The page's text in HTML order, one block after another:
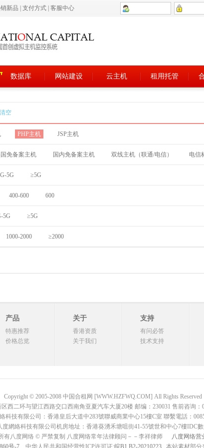
新品 支付方式 客服中心
数据库 网站建设 云主机 租用托管
清空
PHP主机 JSP主机
免备案主机 国内免备案主机 双线主机（联通/电信） 电信
5G ≥5G
400-600 600
5G ≥5G
1000-2000 ≥2000
产品
特惠推荐
价格总览
关于
香港资质
关于我们
支持
有问必答
技术支持
Copyright © 2005-2008 中国合租网 [WWW.HZFWQ.COM] All Rights Reserved
西二环与望江西路交口西南角亚夏汽车大厦20楼 邮编：230031 售前咨询：
科技有限公司：香港皇后大道中283號聯威商業中心15樓C室 聯繫電話：
度網絡科技有限公司机房地址：香港葵湧禾塘咀街41-55號世和中心7樓IDC
有八度网络 © 严禁复制 八度网络常年法律顾问－－李祥律师 八度网络营
号-7中华人民共和国经营性ICP许可证:皖B1.B2-20210223, 本站素材部分